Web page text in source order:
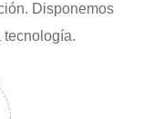
Disponemos
tecnología.